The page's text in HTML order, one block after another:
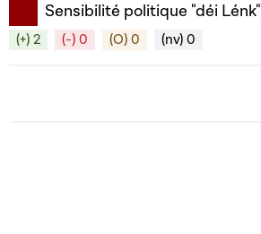
Sensibilité politique "déi Lénk"
(+) 2 (-) 0 (O) 0 (nv) 0